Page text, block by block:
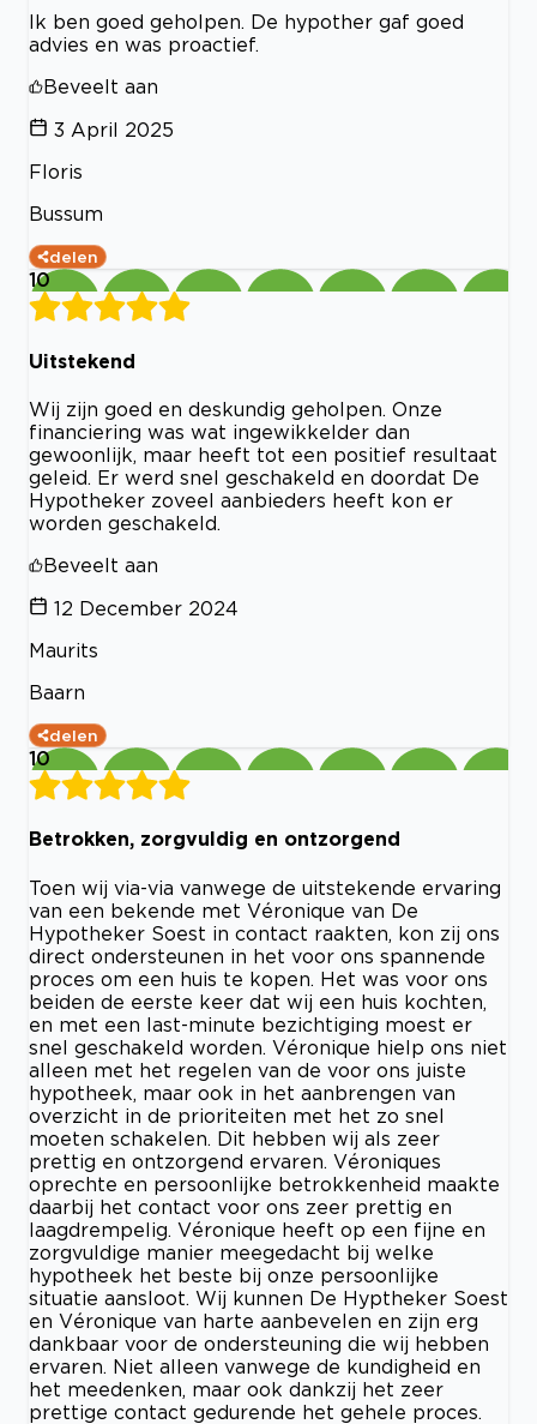
Ik ben goed geholpen. De hypother gaf goed
advies en was proactief.
Beveelt aan
3 April 2025
Floris
Bussum
delen
10
Uitstekend
Wij zijn goed en deskundig geholpen. Onze
financiering was wat ingewikkelder dan
gewoonlijk, maar heeft tot een positief resultaat
geleid. Er werd snel geschakeld en doordat De
Hypotheker zoveel aanbieders heeft kon er
worden geschakeld.
Beveelt aan
12 December 2024
Maurits
Baarn
delen
10
Betrokken, zorgvuldig en ontzorgend
Toen wij via-via vanwege de uitstekende ervaring
van een bekende met Véronique van De
Hypotheker Soest in contact raakten, kon zij ons
direct ondersteunen in het voor ons spannende
proces om een huis te kopen. Het was voor ons
beiden de eerste keer dat wij een huis kochten,
en met een last-minute bezichtiging moest er
snel geschakeld worden. Véronique hielp ons niet
alleen met het regelen van de voor ons juiste
hypotheek, maar ook in het aanbrengen van
overzicht in de prioriteiten met het zo snel
moeten schakelen. Dit hebben wij als zeer
prettig en ontzorgend ervaren. Véroniques
oprechte en persoonlijke betrokkenheid maakte
daarbij het contact voor ons zeer prettig en
laagdrempelig. Véronique heeft op een fijne en
zorgvuldige manier meegedacht bij welke
hypotheek het beste bij onze persoonlijke
situatie aansloot. Wij kunnen De Hyptheker Soest
en Véronique van harte aanbevelen en zijn erg
dankbaar voor de ondersteuning die wij hebben
ervaren. Niet alleen vanwege de kundigheid en
het meedenken, maar ook dankzij het zeer
prettige contact gedurende het gehele proces.